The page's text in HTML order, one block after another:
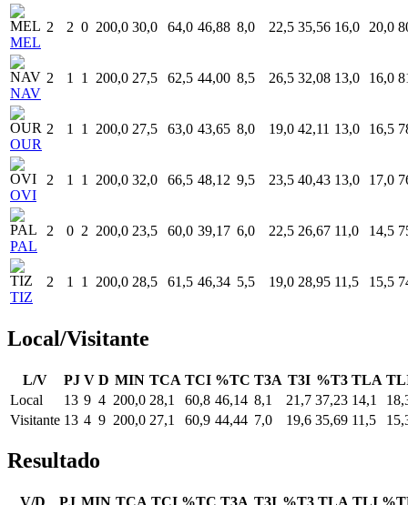
MEL
2 2 0 200,0 30,0 64,0 46,88 8,0 22,5 35,56 16,0 20,0
NAV
2 1 1 200,0 27,5 62,5 44,00 8,5 26,5 32,08 13,0 16,0
OUR
2 1 1 200,0 27,5 63,0 43,65 8,0 19,0 42,11 13,0 16,5
OVI
2 1 1 200,0 32,0 66,5 48,12 9,5 23,5 40,43 13,0 17,0
PAL
2 0 2 200,0 23,5 60,0 39,17 6,0 22,5 26,67 11,0 14,5
TIZ
2 1 1 200,0 28,5 61,5 46,34 5,5 19,0 28,95 11,5 15,5
Local/Visitante
L/V PJ V D MIN TCA TCI %TC T3A T3I %T3 TLA
Local
13 9 4 200,0 28,1 60,8 46,14 8,1 21,7 37,23 14,1
Visitante 13 4 9 200,0 27,1 60,9 44,44 7,0 19,6 35,69 11,5
Resultado